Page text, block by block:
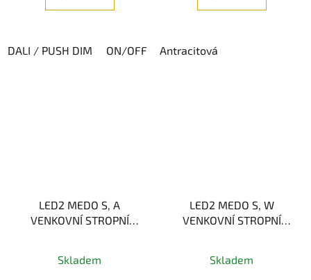
DALI / PUSH DIM ON/OFF CASAMBI
Antracitová
LED2 MEDO S, A
VENKOVNÍ STROPNÍ
Skladem
LED2 MEDO S, W
VENKOVNÍ STROPNÍ
Skladem